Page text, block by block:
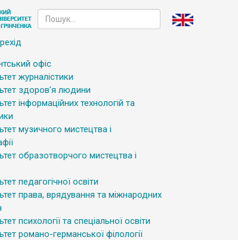
офіс
журналістики
здоров’я людини
інформаційних технологій та
музичного мистецтва і
образотворчого мистецтва і
педагогічної освіти
права, врядування та міжнародних
психології та спеціальної освіти
романо-германської філології